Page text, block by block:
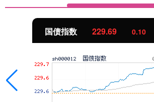
国债指数 229.69 0.10